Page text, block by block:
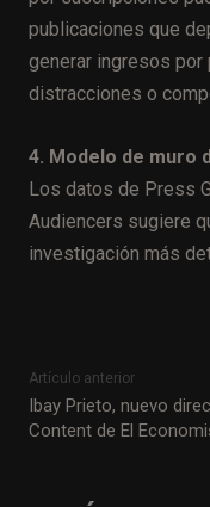
publicaciones que
generar ingresos
distracciones o
4. Modelo de muro
Los datos de Press
Audiencers sugiere
investigación más
Artículo anterior
Ibay Prieto, nuevo
Content de El